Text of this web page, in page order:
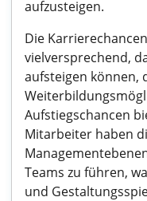
aufzusteigen.
Die
vielversprechend,
aufsteigen können,
Aufstiegschancen
Mitarbeiter haben
Teams zu führen,
und